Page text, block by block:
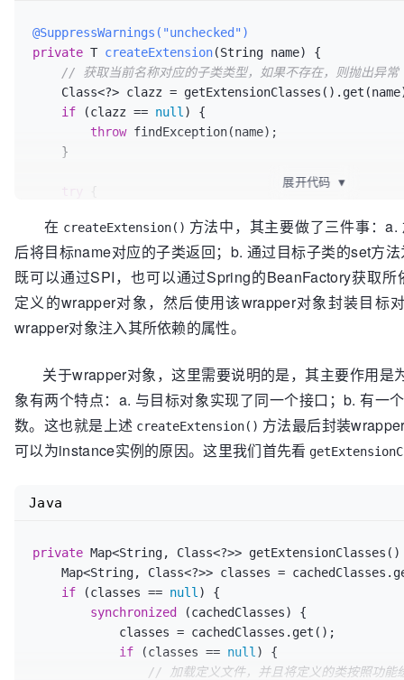
// 如果无法从Holder中获取目标对象的实例，则使用双检
Object instance = holder.get();
if (instance == null) {
synchronized (holder) {
            instance = holder.get();
// 创建name对应的子类对象的实例
                instance = createExtension(name);
                holder.set(instance);
            }
        }
    }
return
(T) instance;
@SuppressWarnings("unchecked")
private T createExtension(String name)
{
// 获取当前名称对应的子类类型，如果不存在，则抛出异常
if (clazz == null ) {
throw findException(name);
T instance = (T)
if (instance == null) {
            EXTENSION_INSTANCES.putIfAbsent(clazz, clazz.newInstance());
        }
的方式
// 也可以通过Spring的bean工厂获取
        injectExtension(instance);
        Set<Class<?>> wrapperClasses = cachedWrapperClasses;
if (wrapperClasses != null &&
wrapperClass.getConstructor(type)
                               .newInstance(instance));
            }
return instance;
(Throwable t) {
new IllegalStateException("Extension
展开代码 ▼
在 createExtension() 方法中，其主要做了三件事：
后将目标name对应的子类返回；b. 通过目标子类的set方
既可以通过SPI，也可以通过Spring的BeanFactory获取
定义的wrapper对象，然后使用该wrapper对象封装目标
wrapper对象注入其所依赖的属性。
关于wrapper对象，这里需要说明的是，其主要作用是
象有两个特点：a. 与目标对象实现了同一个接口；b. 有一
数。这也就是上述 createExtension() 方法最后封装
可以为instance实例的原因。这里我们首先看
private Map<String, Class<?>>
if (classes == null ) {
synchronized
(cachedClasses) {
if (classes == null ) {
// 加载定义文件，并且将定义的类按照功能
Java